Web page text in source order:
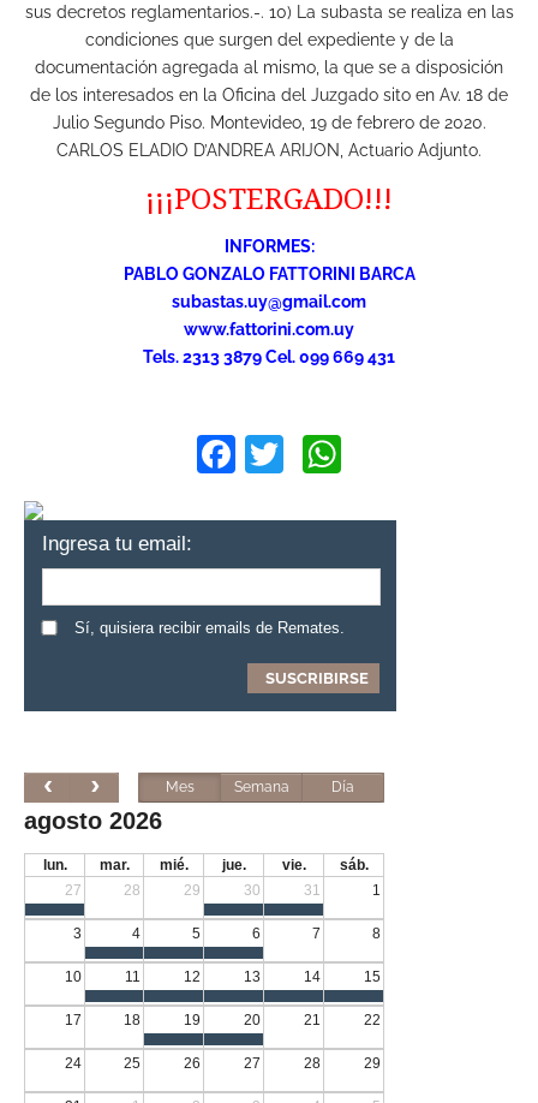
sus decretos reglamentarios.-. 10) La subasta se realiza en las
condiciones que surgen del expediente y de la
documentación agregada al mismo, la que se a disposición
de los interesados en la Oficina del Juzgado sito en Av. 18 de
Julio Segundo Piso. Montevideo, 19 de febrero de 2020.
CARLOS ELADIO D’ANDREA ARIJON, Actuario Adjunto.
¡¡¡POSTERGADO!!!
INFORMES:
PABLO GONZALO FATTORINI BARCA
subastas.uy@gmail.com
www.fattorini.com.uy
Tels. 2313 3879 Cel. 099 669 431
Facebook
Twitter
Ingresa tu email:
Sí, quisiera recibir emails de Remates.
Mes Semana Día
agosto 2026
lun. mar. mié. jue. vie.
sáb.
27
28 29 30 31 1
3 4 5 6 7 8
10 11 12 13 14 15
17 18 19 20 21 22
24 25 26 27 28 29